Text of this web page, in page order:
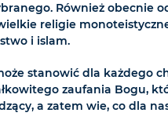
Również obecnie
religie
i islam.
stanowić dla każdego
zaufania Bogu,
a zatem wie, co dla